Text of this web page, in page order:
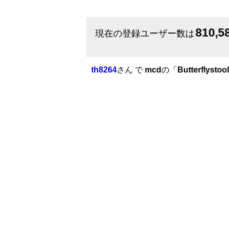
現在の登録ユーザー数は
th8264さん で mcdの「 Butterflystool